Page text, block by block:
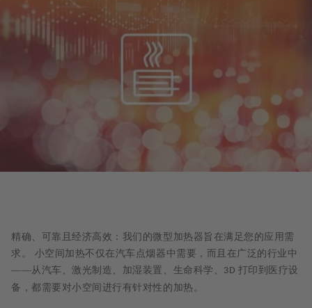
精确、可靠且经济高效：我们的微型加热器旨在满足您的应用需
求。
小空间加热不仅在汽车点烟器中需要，而且在广泛的行业中
——从汽车、激光制造、加湿装置、生命科学、 3D 打印到医疗设
备，都需要对小空间进行有针对性的加热。